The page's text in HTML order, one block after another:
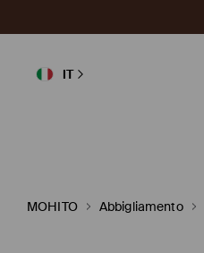
IT
MOHITO Abbigliamento